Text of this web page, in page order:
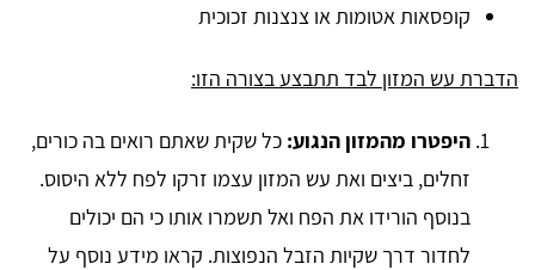
קופסאות אטומות או צנצנות זכוכית
הדברת עש המזון לבד תתבצע בצורה הזו:
היפטרו מהמזון הנגוע: כל שקית שאתם רואים בה כורים,
זחלים, ביצים ואת עש המזון עצמו זרקו לפח ללא היסוס.
בנוסף הורידו את הפח ואל תשמרו אותו כי הם יכולים
לחדור דרך שקיות הזבל הנפוצות. קראו מידע נוסף על